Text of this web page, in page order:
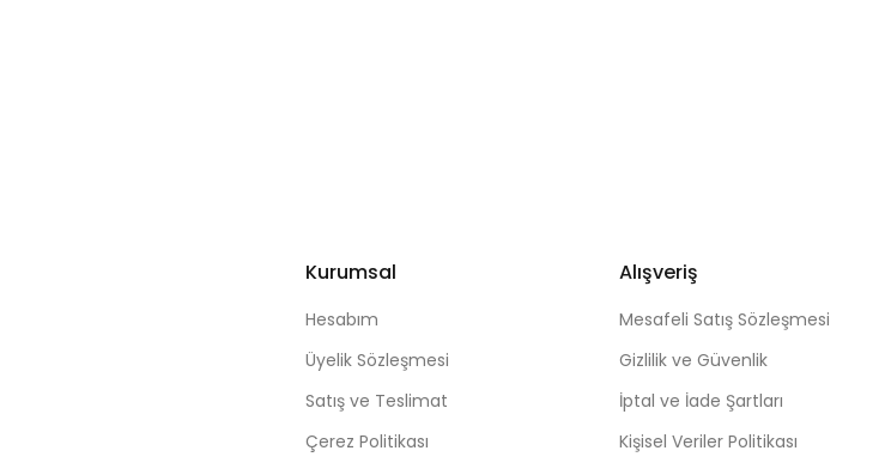
Kurumsal
Hesabım
Üyelik Sözleşmesi
Satış ve Teslimat
Çerez Politikası
Alışveriş
Mesafeli Satış Sözleşmesi
Gizlilik ve Güvenlik
İptal ve İade Şartları
Kişisel Veriler Politikası